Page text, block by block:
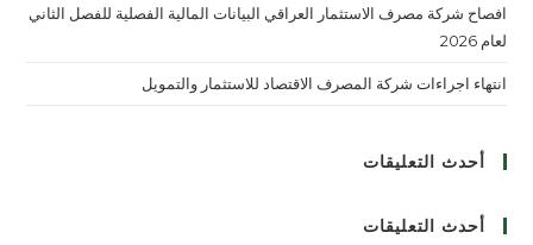
افصاح شركة مصرف الاستثمار العراقي البيانات المالية الفصلية للفصل الثاني
لعام 2026
انتهاء اجراءات شركة المصرف الاقتصاد للاستثمار والتمويل
أحدث التعليقات
أحدث التعليقات